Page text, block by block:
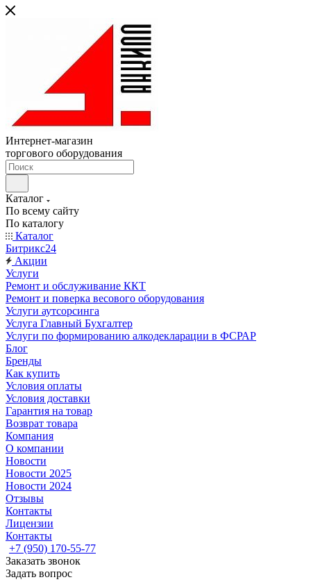
Интернет-магазин
торгового оборудования
Каталог
По всему сайту
По каталогу
Каталог
Битрикс24
Акции
Услуги
Ремонт и обслуживание ККТ
Ремонт и поверка весового оборудования
Услуги аутсорсинга
Услуга Главный Бухгалтер
Услуги по формированию алкодекларации в ФСРАР
Блог
Бренды
Как купить
Условия оплаты
Условия доставки
Гарантия на товар
Возврат товара
Компания
О компании
Новости
Новости 2025
Новости 2024
Отзывы
Контакты
Лицензии
Контакты
+7 (950) 170-55-77
Заказать звонок
Задать вопрос